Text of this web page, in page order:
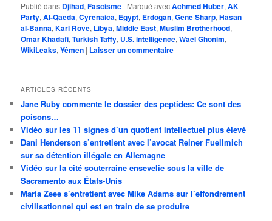
Publié dans Djihad,Fascisme | Marqué avecAchmed Huber,AK
Party,Al-Qaeda,Cyrenaica, Egypt, Erdogan,Gene Sharp,Hasan
al-Banna,Karl Rove, Libya,Middle East,Muslim Brotherhood,
Omar Khadafi,Turkish Taffy, U.S. intelligence,Wael Ghonim,
WikiLeaks,Yémen | Laisser un commentaire
ARTICLES RÉCENTS
Jane Ruby commente le dossier des peptides: Ce sont des
poisons…
Vidéo sur les 11 signes d’un quotient intellectuel plus élevé
Dani Henderson s’entretient avec l’avocat Reiner Fuellmich
sur sa détention illégale en Allemagne
Vidéo sur la cité souterraine ensevelie sous la ville de
Sacramento aux États-Unis
Maria Zeee s’entretient avec Mike Adams sur l’effondrement
civilisationnel qui est en train de se produire